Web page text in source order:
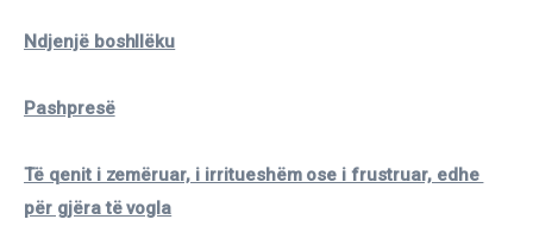
Ndjenjë boshllëku
Pashpresë
Të qenit i zemëruar, i irritueshëm ose i frustruar, edhe
për gjëra të vogla